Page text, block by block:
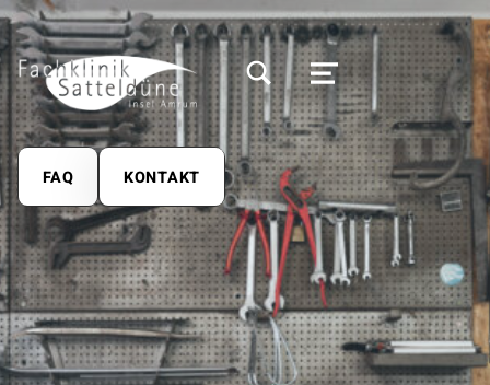
MODALES SUCHFELD UMSCHALTEN
MENÜ
FAQ KONTAKT